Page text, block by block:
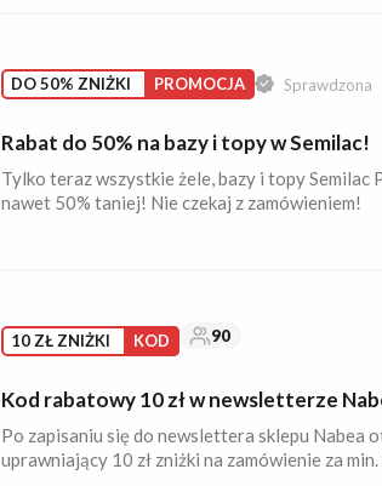
DO 50% ZNIŻKI PROMOCJA Sprawdzona
Rabat do 50% na bazy i topy w Semilac!
Tylko teraz wszystkie żele, bazy i topy Semilac
nawet 50% taniej! Nie czekaj z zamówieniem!
10 ZŁ ZNIŻKI KOD 90
Kod rabatowy 10 zł w newsletterze
Po zapisaniu się do newslettera sklepu Nabea
uprawniający 10 zł zniżki na zamówienie za min.